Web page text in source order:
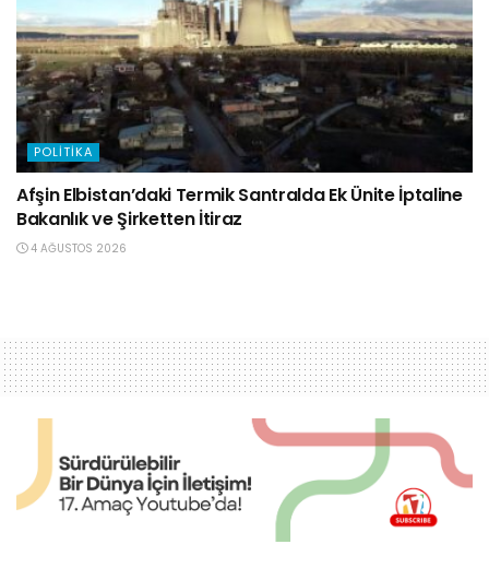
POLITIKA
Afşin Elbistan’daki Termik Santralda Ek Ünite İptaline
Bakanlık ve Şirketten İtiraz
4 AĞUSTOS 2026